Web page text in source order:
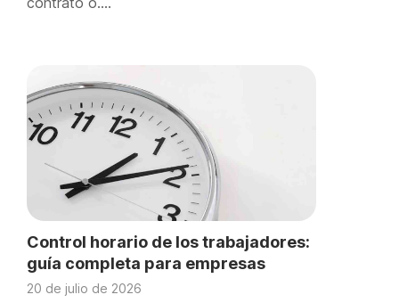
Control horario de los trabajadores:
guía completa para empresas
20 de julio de 2026